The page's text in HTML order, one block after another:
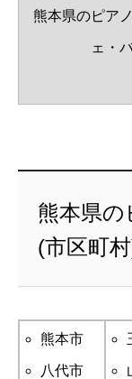
熊本県のピア
ェ・
熊本県の
(市区町
熊本市
八代市